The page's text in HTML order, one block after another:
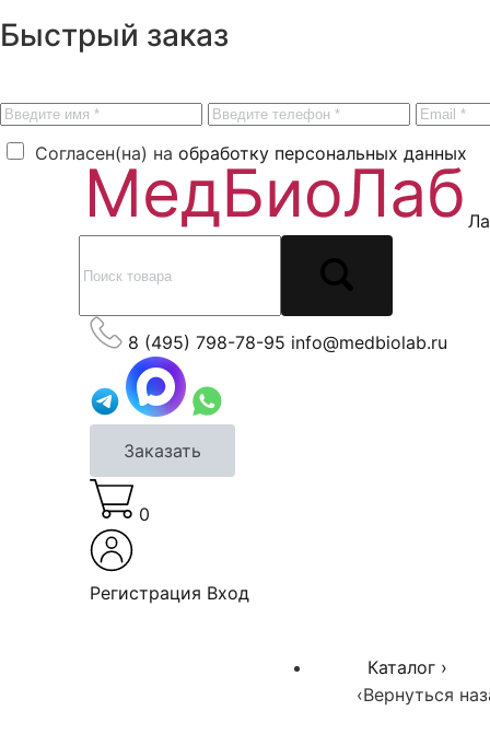
Быстрый заказ
Согласен(на) на обработку персональных данных
8 (495) 798-78-95 info@medbiolab.ru
Заказать
0
Регистрация Вход
Каталог ›
‹Вернуться